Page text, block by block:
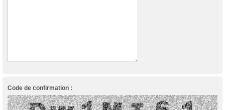
Code de confirmation :